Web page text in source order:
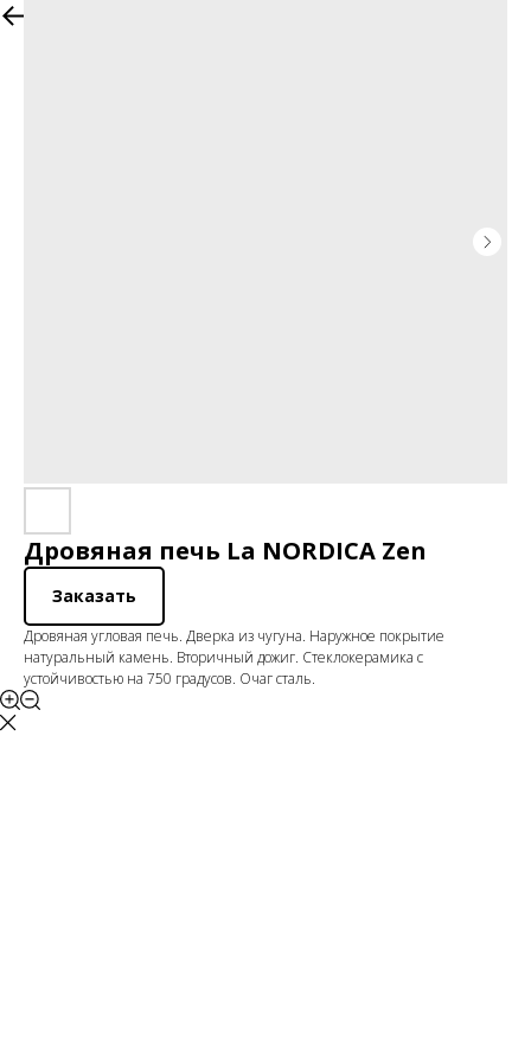
Дровяная печь La NORDICA Zen
Заказать
Дровяная угловая печь. Дверка из чугуна. Наружное покрытие
натуральный камень. Вторичный дожиг. Стеклокерамика с
устойчивостью на 750 градусов. Очаг сталь.